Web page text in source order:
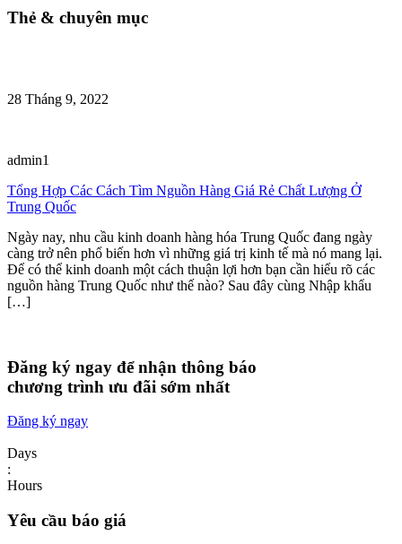
Thẻ & chuyên mục
28 Tháng 9, 2022
admin1
Tổng Hợp Các Cách Tìm Nguồn Hàng Giá Rẻ Chất Lượng Ở
Trung Quốc
Ngày nay, nhu cầu kinh doanh hàng hóa Trung Quốc đang ngày
càng trở nên phổ biến hơn vì những giá trị kinh tế mà nó mang lại.
Để có thể kinh doanh một cách thuận lợi hơn bạn cần hiểu rõ các
nguồn hàng Trung Quốc như thế nào? Sau đây cùng Nhập khẩu
[…]
Đăng ký ngay để nhận thông báo
chương trình ưu đãi sớm nhất
Đăng ký ngay
Days
:
Hours
Yêu cầu báo giá